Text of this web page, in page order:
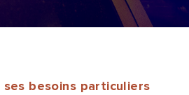
besoins particuliers